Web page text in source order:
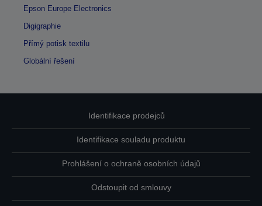
Epson Europe Electronics
Digigraphie
Přímý potisk textilu
Globální řešení
Identifikace prodejců
Identifikace souladu produktu
Prohlášení o ochraně osobních údajů
Odstoupit od smlouvy